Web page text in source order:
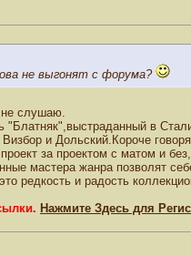
не выгонят с форума?
не слушаю.
"Блатняк",выстраданный в
и Дольский.Короче
за проектом с матом и
мастера жанра позволят
редкость и радость
Нажмите Здесь для